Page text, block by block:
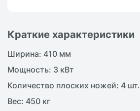
Краткие характеристики
Ширина: 410 мм
Мощность: 3 кВт
Количество плоских ножей: 4 шт.
Вес: 450 кг